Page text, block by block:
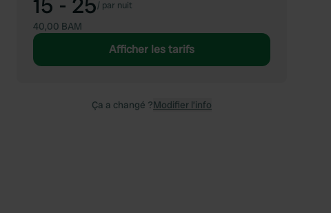
/ par nuit
40,00 BAM
Afficher les tarifs
Ça a changé ?Modifier l’info